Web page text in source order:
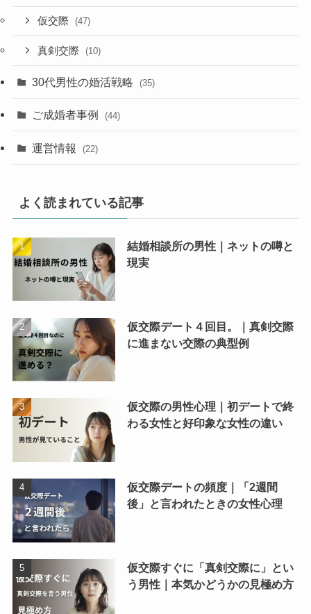
仮交際 (47)
真剣交際 (10)
30代男性の婚活戦略 (35)
ご成婚者事例 (44)
運営情報 (22)
よく読まれている記事
結婚相談所の男性｜ネットの噂と
現実
仮交際デート４回目。｜真剣交際
に進まない交際の典型例
仮交際の男性心理｜初デートで終
わる女性と好印象な女性の違い
仮交際デートの頻度｜「2週間
後」と言われたときの女性心理
仮交際すぐに「真剣交際に」とい
う男性｜本気かどうかの見極め方